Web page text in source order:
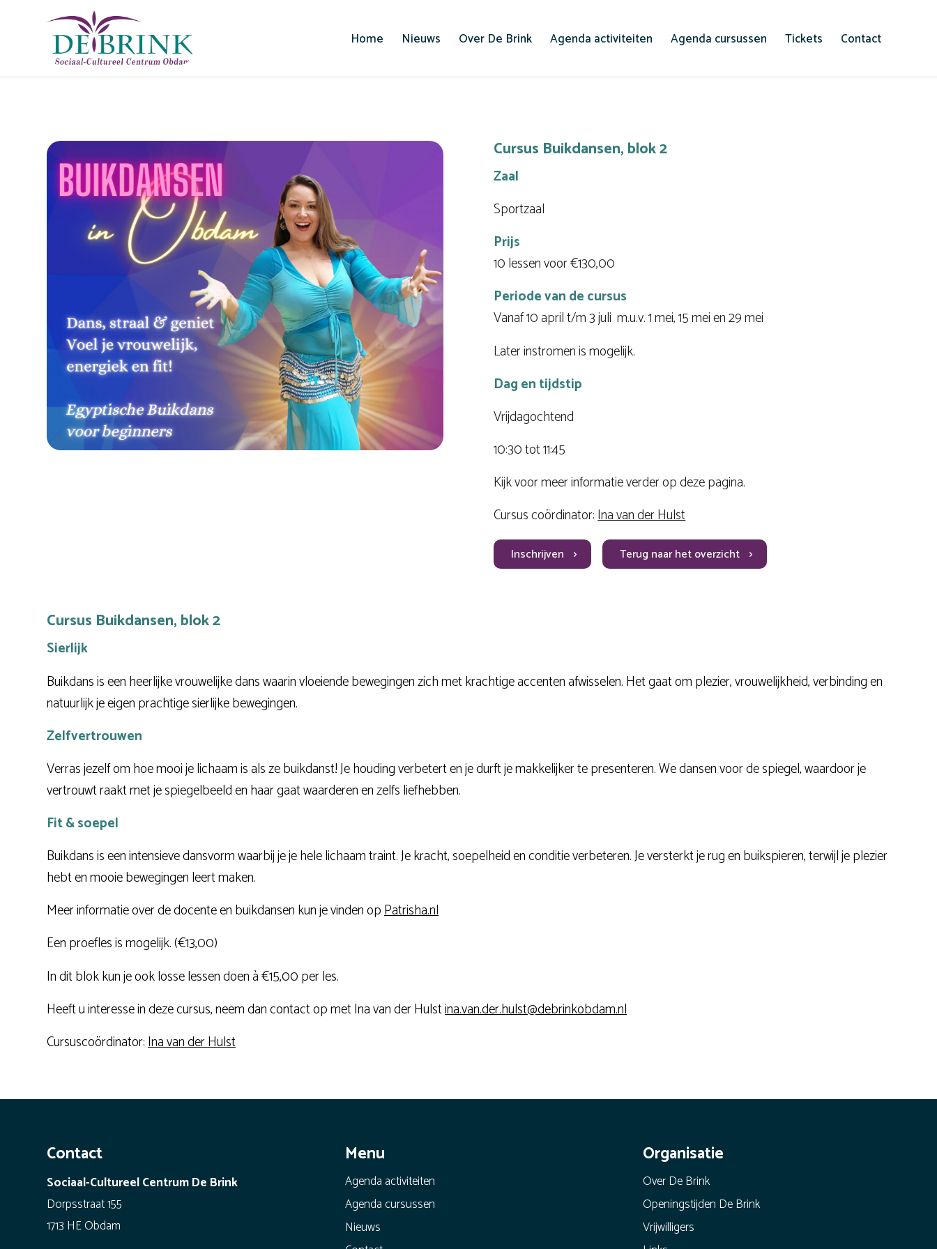
Home Nieuws Over De Brink Agenda activiteiten Agenda cursussen Tickets Contact
Cursus Buikdansen, blok 2
Zaal
Sportzaal
Prijs
10 lessen voor €130,00
Periode van de cursus
Vanaf 10 april t/m 3 juli m.u.v. 1 mei, 15 mei en 29 mei
Later instromen is mogelijk.
Dag en tijdstip
Vrijdagochtend
10:30 tot 11:45
Kijk voor meer informatie verder op deze pagina.
Cursus coördinator:Ina van der Hulst
Inschrijven Terug naar het overzicht
Cursus Buikdansen, blok 2
Sierlijk
Buikdans is een heerlijke vrouwelijke dans waarin vloeiende bewegingen zich met krachtige accenten afwisselen. Het gaat om plezier, vrouwelijkheid, verbinding en
natuurlijk je eigen prachtige sierlijke bewegingen.
Zelfvertrouwen
Verras jezelf om hoe mooi je lichaam is als ze buikdanst! Je houding verbetert en je durft je makkelijker te presenteren. We dansen voor de spiegel, waardoor je
vertrouwt raakt met je spiegelbeeld en haar gaat waarderen en zelfs liefhebben.
Fit & soepel
Buikdans is een intensieve dansvorm waarbij je je hele lichaam traint. Je kracht, soepelheid en conditie verbeteren. Je versterkt je rug en buikspieren, terwijl je plezier
hebt en mooie bewegingen leert maken.
Meer informatie over de docente en buikdansen kun je vinden opPatrisha.nl
Een proefles is mogelijk. (€13,00)
In dit blok kun je ook losse lessen doen à €15,00 per les.
Heeft u interesse in deze cursus, neem dan contact op met Ina van der Hulstina.van.der.hulst@debrinkobdam.nl
Cursuscoördinator:Ina van der Hulst
Contact
Sociaal-Cultureel Centrum De Brink
Dorpsstraat 155
1713 HE Obdam
Menu
Agenda activiteiten
Agenda cursussen
Nieuws
Organisatie
Over De Brink
Openingstijden De Brink
Vrijwilligers